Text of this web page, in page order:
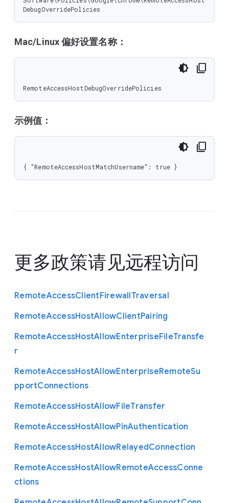
DebugOverridePolicies
Mac/Linux 偏好设置名称：
RemoteAccessHostDebugOverridePolicies
示例值：
{ "RemoteAccessHostMatchUsername": true }
更多政策请见远程访问
RemoteAccessClientFirewallTraversal
RemoteAccessHostAllowClientPairing
RemoteAccessHostAllowEnterpriseFileTransfe
r
RemoteAccessHostAllowEnterpriseRemoteSu
pportConnections
RemoteAccessHostAllowFileTransfer
RemoteAccessHostAllowPinAuthentication
RemoteAccessHostAllowRelayedConnection
RemoteAccessHostAllowRemoteAccessConne
ctions